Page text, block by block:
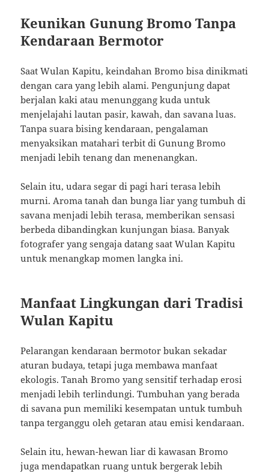
Keunikan Gunung Bromo Tanpa
Kendaraan Bermotor
Saat Wulan Kapitu, keindahan Bromo bisa dinikmati
dengan cara yang lebih alami. Pengunjung dapat
berjalan kaki atau menunggang kuda untuk
menjelajahi lautan pasir, kawah, dan savana luas.
Tanpa suara bising kendaraan, pengalaman
menyaksikan matahari terbit di Gunung Bromo
menjadi lebih tenang dan menenangkan.
Selain itu, udara segar di pagi hari terasa lebih
murni. Aroma tanah dan bunga liar yang tumbuh di
savana menjadi lebih terasa, memberikan sensasi
berbeda dibandingkan kunjungan biasa. Banyak
fotografer yang sengaja datang saat Wulan Kapitu
untuk menangkap momen langka ini.
Manfaat Lingkungan dari Tradisi
Wulan Kapitu
Pelarangan kendaraan bermotor bukan sekadar
aturan budaya, tetapi juga membawa manfaat
ekologis. Tanah Bromo yang sensitif terhadap erosi
menjadi lebih terlindungi. Tumbuhan yang berada
di savana pun memiliki kesempatan untuk tumbuh
tanpa terganggu oleh getaran atau emisi kendaraan.
Selain itu, hewan-hewan liar di kawasan Bromo
juga mendapatkan ruang untuk bergerak lebih